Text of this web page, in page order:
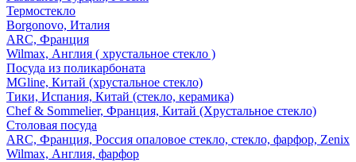
Термостекло
Borgonovo, Италия
ARC, Франция
Wilmax, Англия ( хрустальное стекло )
Посуда из поликарбоната
MGline, Китай (хрустальное стекло)
Тики, Испания, Китай (стекло, керамика)
Chef & Sommelier, Франция, Китай (Хрустальное стекло)
Столовая посуда
ARC, Франция, Россия опаловое стекло, стекло, фарфор, Zenix
Wilmax, Англия, фарфор